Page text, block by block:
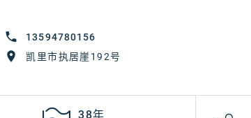
13594780156
凯里市执居崖192号
38年